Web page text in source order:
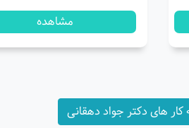
مشاهده
های دکتر جواد دهقانی